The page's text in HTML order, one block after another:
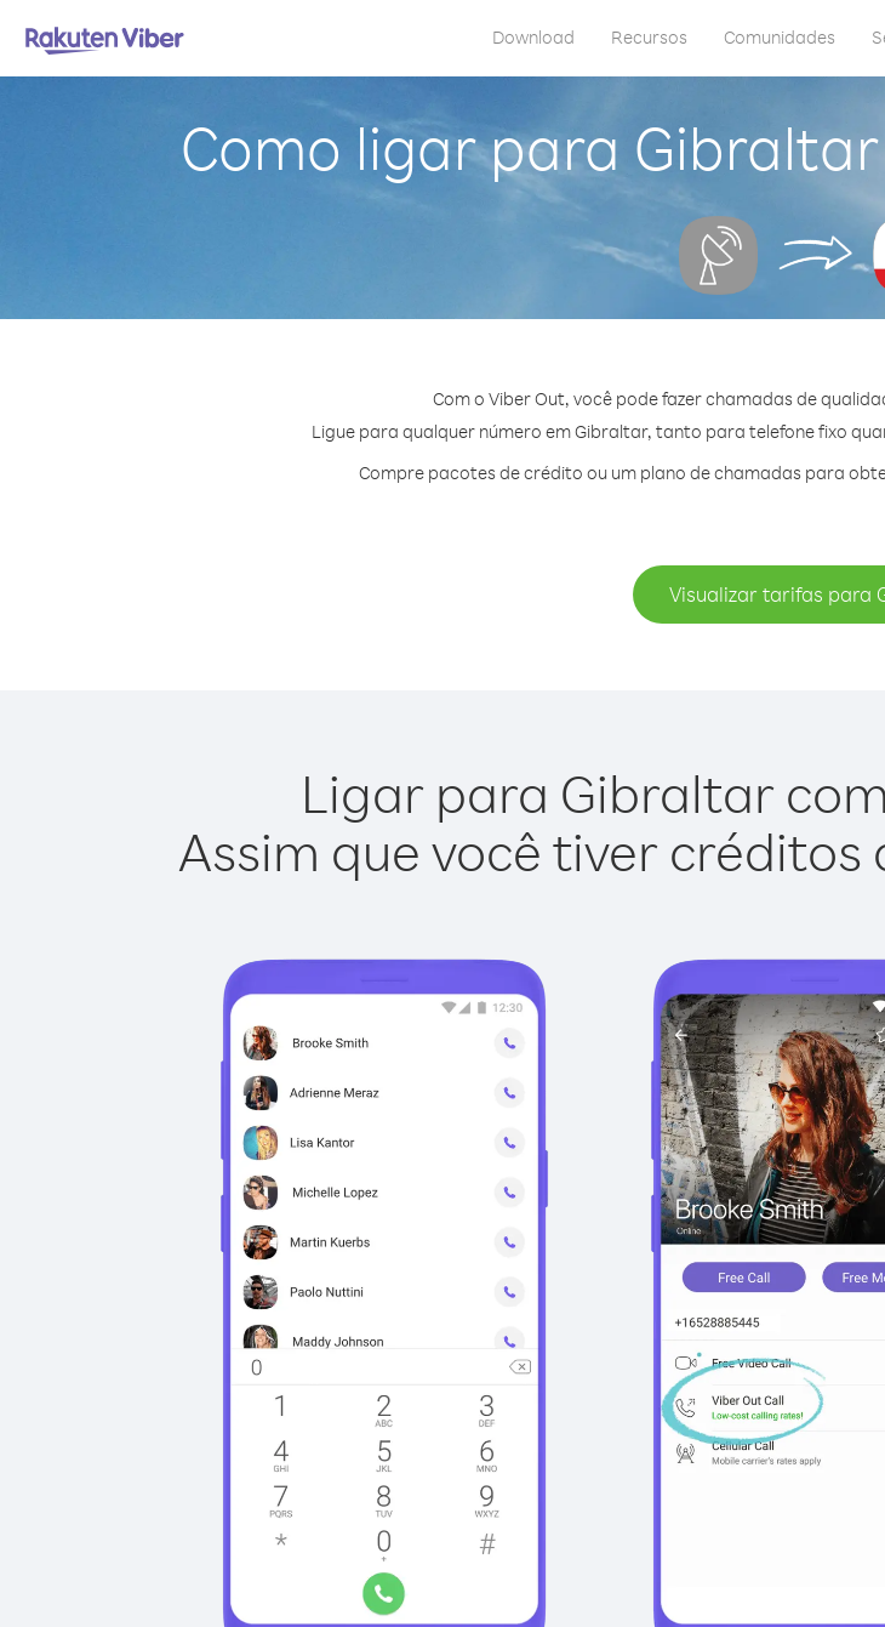
Download Recursos Comunidades
Como ligar para
Com o Viber Out, você pode fazer chamadas de
Ligue para qualquer número em Gibraltar, tanto para telefone fixo
Compre pacotes de crédito ou um plano de chamadas para
Visualizar tarifas para
Ligar para Gibraltar
Assim que você tiver créditos